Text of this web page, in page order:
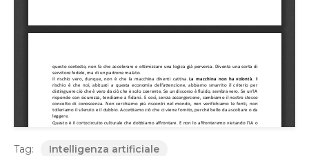
Tag: Intelligenza artificiale